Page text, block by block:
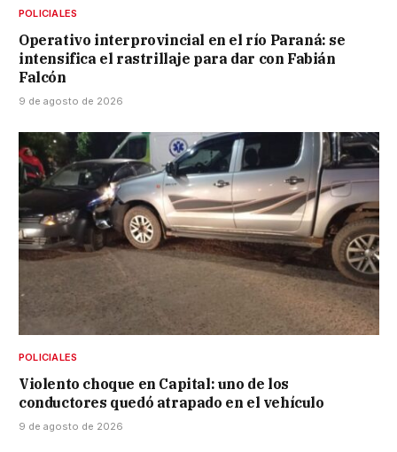
POLICIALES
Operativo interprovincial en el río Paraná: se
intensifica el rastrillaje para dar con Fabián
Falcón
9 de agosto de 2026
POLICIALES
Violento choque en Capital: uno de los
conductores quedó atrapado en el vehículo
9 de agosto de 2026